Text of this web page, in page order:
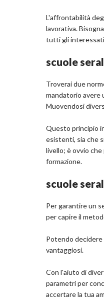
L'affrontabilità
lavorativa.
tutti gli interessati
scuole
Troverai due
mandatorio avere
Muovendosi
Questo principio
esistenti, sia che
livello; è ovvio
formazione.
scuole
Per garantire un
per capire il
Potendo
vantaggiosi.
Con l'aiuto di
parametri per
accertare la tua